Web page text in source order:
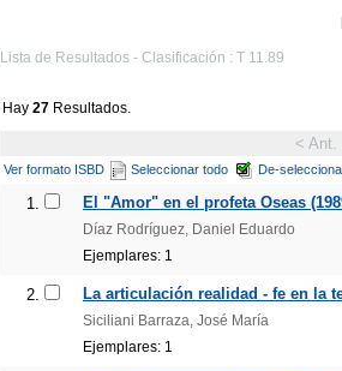
Lista de Resultados - Clasificación : T 11.89
Hay 27 Resultados.
< Ant.
Ver formato ISBD Seleccionar todo De-
1. El "Amor" en el profeta Oseas
Díaz Rodríguez, Daniel Eduardo
Ejemplares: 1
2. La articulación realidad - fe en la
Siciliani Barraza, José María
Ejemplares: 1